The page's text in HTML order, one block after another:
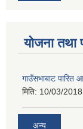
योजना तथा
गाउँसभाबाट
मिति: 10/03/
अन्य